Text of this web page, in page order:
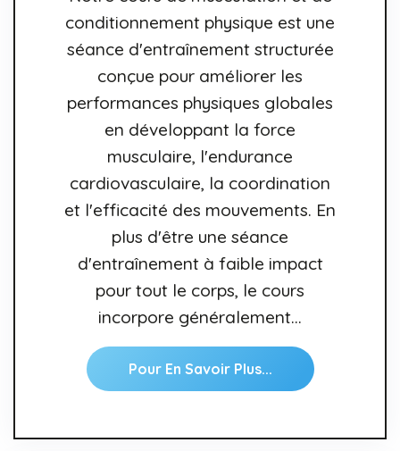
conditionnement physique est une
séance d'entraînement structurée
conçue pour améliorer les
performances physiques globales
en développant la force
musculaire, l'endurance
cardiovasculaire, la coordination
et l'efficacité des mouvements. En
plus d'être une séance
d'entraînement à faible impact
pour tout le corps, le cours
incorpore généralement…
Pour En Savoir Plus...